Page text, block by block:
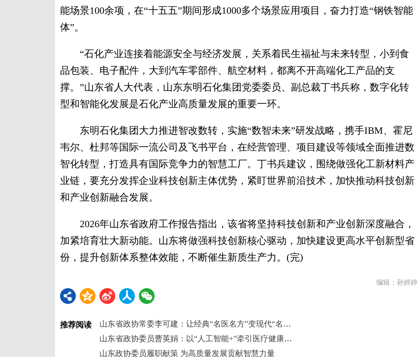
能场景100余项，在“十五五”期间形成1000多个场景应用项目，奋力打造“钢铁智能
体”。
“石化产业连接着能源安全与经济发展，关系着民生福祉与未来转型，小到食
品包装、电子配件，大到汽车零部件、航空材料，都离不开高端化工产品的支
撑。”山东省人大代表，山东东明石化集团党委委员、副总裁丁书兵称，数字化转
型和智能化发展是石化产业高质量发展的重要一环。
东明石化集团大力推进智改数转，实施“数智未来”研发战略，携手IBM、霍尼
韦尔、杜邦等国际一流公司及飞书平台，在经营管理、项目建设等领域全面推进数
智化转型，打造具有国际竞争力的智慧工厂。丁书兵建议，围绕做强化工新材料产
业链，要充分发挥企业科技创新主体优势，紧盯世界前沿技术，加快推动科技创新
和产业创新融合发展。
2026年山东省政府工作报告指出，该省将坚持科技创新和产业创新深度融合，
加紧培育壮大新动能。山东将做强科技创新核心驱动，加快建设更高水平创新型省
份，提升创新体系整体效能，不断催生新质生产力。(完)
编辑：孙婷婷
推荐阅读
山东省政协常委李可建：让经典“名医名方”变现代“名品名药”
山东省政协委员曹英娟：以“人工智能+”牵引医疗健康向高端服务升级
山东政协委员履职献策 为高质量发展贡献智慧力量